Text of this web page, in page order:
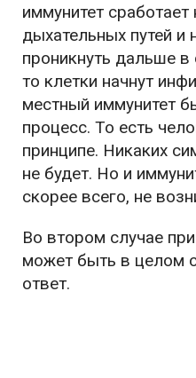
иммунитет сработает
дыхательных путей и
проникнуть дальше в
то клетки начнут
местный иммунитет
процесс. То есть
принципе. Никаких
не будет. Но и
скорее всего, не
Во втором случае
может быть в целом
ответ.